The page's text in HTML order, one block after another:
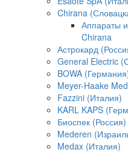
Chirana
Аппараты
Chirana
Астрокард
General Electric
BOWA
Meyer-Haake
Fazzini (Италия)
KARL KAPS
Биоспек (Россия)
Mederen
Medax (Италия)